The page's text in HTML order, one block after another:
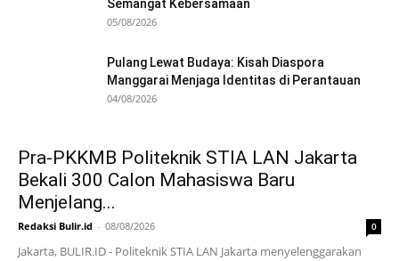
Semangat Kebersamaan
05/08/2026
Pulang Lewat Budaya: Kisah Diaspora
Manggarai Menjaga Identitas di Perantauan
04/08/2026
Pra-PKKMB Politeknik STIA LAN Jakarta
Bekali 300 Calon Mahasiswa Baru
Menjelang...
Redaksi Bulir.id - 08/08/2026 0
Jakarta, BULIR.ID - Politeknik STIA LAN Jakarta menyelenggarakan